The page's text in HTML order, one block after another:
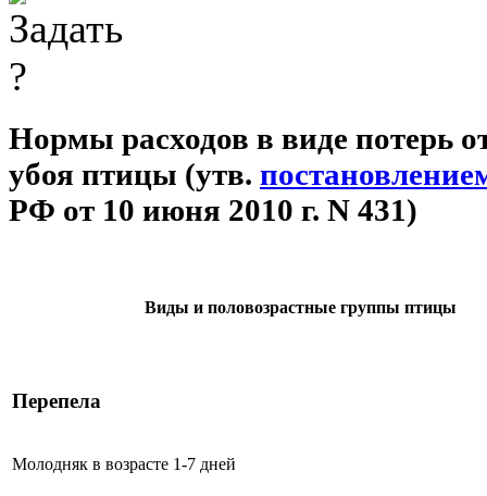
Нормы расходов в виде потерь
убоя птицы (утв.
РФ от 10 июня 2010 г. N 431)
Виды и половозрастные группы птицы
Перепела
Молодняк в возрасте 1-7 дней